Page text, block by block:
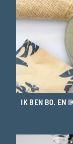
IK BEN BO. EN